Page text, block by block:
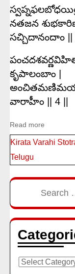
నతజన
సచ్చిదానందాం ||
కృపాలంబాం |
వారాహీం || 4 ||
Read more
Post
navigation
Kirata Varahi
Telugu
Search
for:
Categories